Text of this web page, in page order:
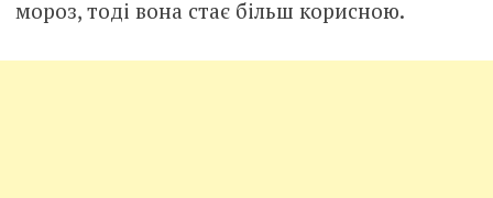
мороз, тоді вона стає більш корисною.